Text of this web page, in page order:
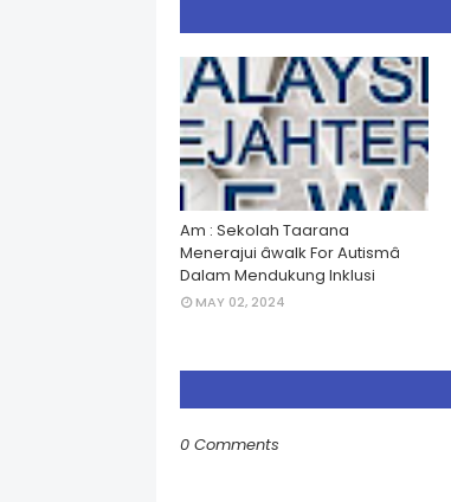
Am : Sekolah Taarana
Menerajui âwalk For Autismâ
Dalam Mendukung Inklusi
MAY 02, 2024
0 Comments